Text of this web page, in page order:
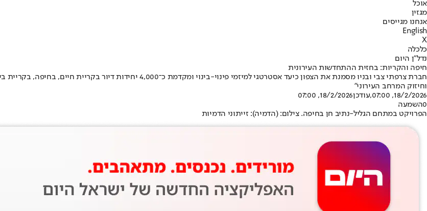
אוכל
מגזין
אנחנו מגייסים
English
X
כלכלה
נדל"ן היום
חיפה והקריות: בחזית ההתחדשות העירונית
חברת צרפתי צבי ובניו מסמנת את הצפון כיעד אסטרטגי למיזמי פינוי-
וחיזוק המרחב העירוני"
18/2/2026, 07:00
,עודכן18/2/2026, 07:00
0השמעה
הפרויקט במתחם הגליל-נתיב חן בחיפה. צילום: (הדמיה): זייתוני הדמיות